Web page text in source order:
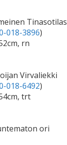
Tinasotilas
018-3896)
rn
Virvaliekki
018-6492)
trt
ori